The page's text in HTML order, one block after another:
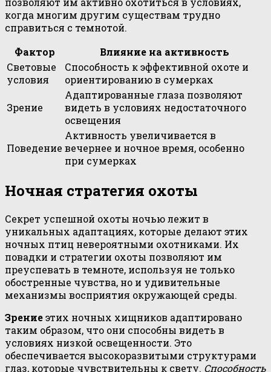
когда многим другим существам трудно
справиться с темнотой.
Фактор
Влияние на активность
Световые
условия
Способность к эффективной охоте и
ориентированию в сумерках
Зрение
Адаптированные глаза позволяют
видеть в условиях недостаточного
освещения
Поведение
Активность увеличивается в
вечернее и ночное время, особенно
при сумерках
Ночная стратегия охоты
Секрет успешной охоты ночью лежит в
уникальных адаптациях, которые делают этих
ночных птиц невероятными охотниками. Их
повадки и стратегии охоты позволяют им
преуспевать в темноте, используя не только
обостренные чувства, но и удивительные
механизмы восприятия окружающей среды.
Зрениеэтих ночных хищников адаптировано
таким образом, что они способны видеть в
условиях низкой освещенности. Это
обеспечивается высокоразвитыми структурами
глаз, которые чувствительны к свету. Способность